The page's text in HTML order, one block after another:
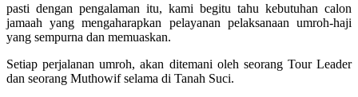
pasti dengan pengalaman itu, kami begitu tahu kebutuhan calon
jamaah yang mengaharapkan pelayanan pelaksanaan umroh-haji
yang sempurna dan memuaskan.
Setiap perjalanan umroh, akan ditemani oleh seorang Tour Leader
dan seorang Muthowif selama di Tanah Suci.